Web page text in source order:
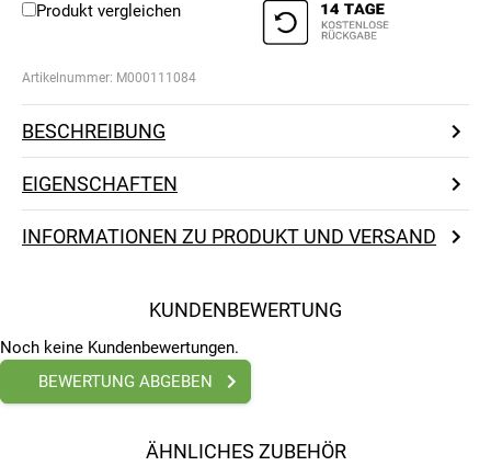
Produkt vergleichen
Artikelnummer: M000111084
BESCHREIBUNG
EIGENSCHAFTEN
INFORMATIONEN ZU PRODUKT UND VERSAND
KUNDENBEWERTUNG
Noch keine Kundenbewertungen.
BEWERTUNG ABGEBEN
ÄHNLICHES ZUBEHÖR